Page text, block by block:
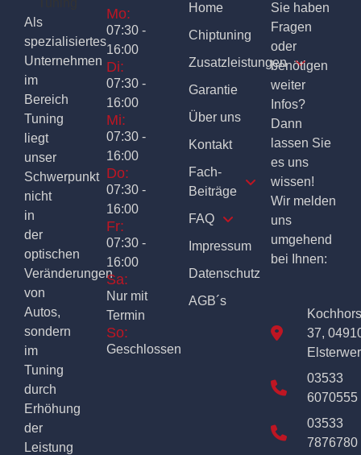
Als
spezialisiertes
Unternehmen
im
Bereich
Tuning
liegt
unser
Schwerpunkt
nicht
in
der
optischen
Veränderungen
von
Autos,
sondern
im
Tuning
durch
Erhöhung
der
Leistung
Mo:
07:30 -
16:00
Di:
07:30 -
16:00
Mi:
07:30 -
16:00
Do:
07:30 -
16:00
Fr:
07:30 -
16:00
Sa:
Nur mit
Termin
So:
Geschlossen
Home
Chiptuning
Zusatzleistungen
Garantie
Über uns
Kontakt
Fach-
Beiträge
FAQ
Impressum
Datenschutz
AGB´s
Sie haben
Fragen
oder
benötigen
weiter
Infos?
Dann
lassen Sie
es uns
wissen!
Wir melden
uns
umgehend
bei Ihnen:
37,
03533
6070555
03533
7876780